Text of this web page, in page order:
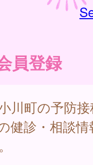
員登録
川町の予防
健診・相談